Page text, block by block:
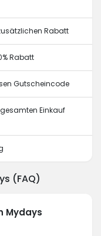
Rabatt
Rabatt
Gutscheincode
Einkauf
(FAQ)
Mydays